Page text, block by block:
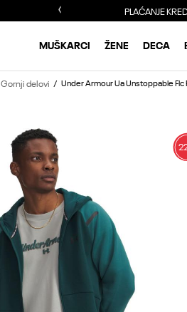
PLAĆANJE
MUŠKARCI ŽENE DECA
Gornji delovi Under Armour Ua Unstoppable Flc